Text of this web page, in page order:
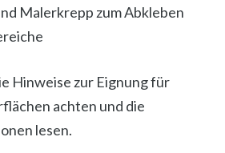
Malerkrepp zum Abkleben
Hinweise zur Eignung für
achten und die
lesen.